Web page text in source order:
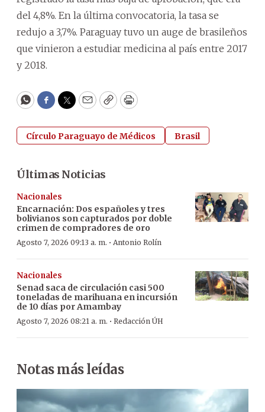
del 4,8%. En la última convocatoria, la tasa se
redujo a 3,7%. Paraguay tuvo un auge de brasileños
que vinieron a estudiar medicina al país entre 2017
y 2018.
WhatsApp
Facebook
Twitter
EmailCopyPrint
Círculo Paraguayo de Médicos Brasil
Últimas Noticias
Nacionales
Encarnación: Dos españoles y tres
bolivianos son capturados por doble
crimen de compradores de oro
Agosto 7, 2026 09:13 a. m. · Antonio Rolín
Nacionales
Senad saca de circulación casi 500
toneladas de marihuana en incursión
de 10 días por Amambay
Agosto 7, 2026 08:21 a. m. · Redacción ÚH
Notas más leídas